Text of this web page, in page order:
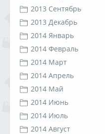
2013 Сентябрь
2013 Декабрь
2014 Январь
2014 Февраль
2014 Март
2014 Апрель
2014 Май
2014 Июнь
2014 Июль
2014 Август